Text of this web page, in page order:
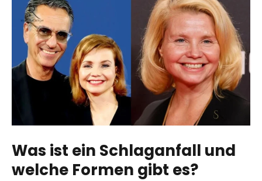
Was ist ein Schlaganfall und
welche Formen gibt es?